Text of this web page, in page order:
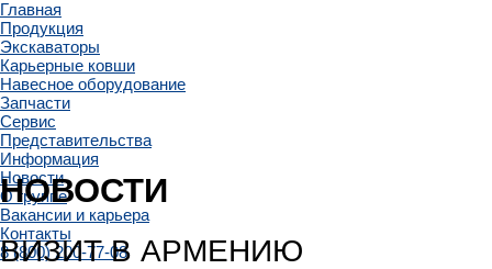
Главная
Продукция
Экскаваторы
Карьерные ковши
Навесное оборудование
Запчасти
Сервис
Представительства
Информация
Новости
О группе
Вакансии и карьера
Контакты
8 (800) 200-77-08
НОВОСТИ
ВИЗИТ В АРМЕНИЮ